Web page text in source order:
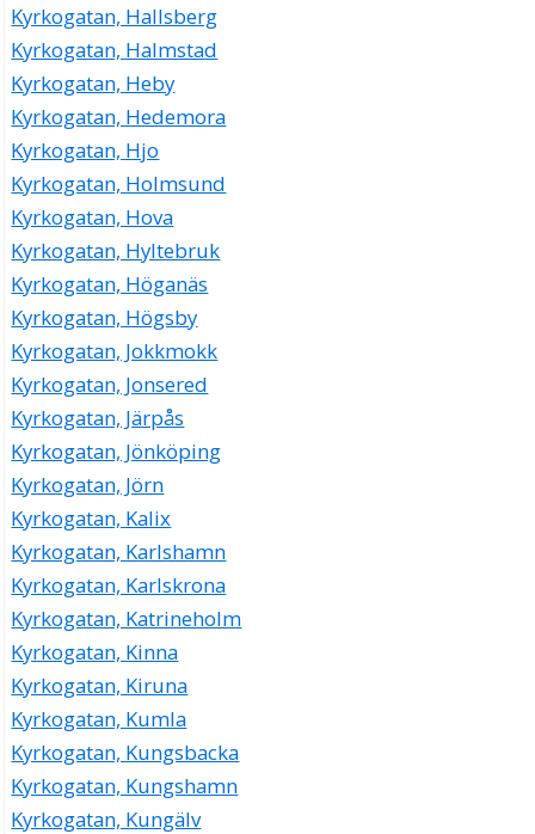
Kyrkogatan, Hallsberg
Kyrkogatan, Halmstad
Kyrkogatan, Heby
Kyrkogatan, Hedemora
Kyrkogatan, Hjo
Kyrkogatan, Holmsund
Kyrkogatan, Hova
Kyrkogatan, Hyltebruk
Kyrkogatan, Höganäs
Kyrkogatan, Högsby
Kyrkogatan, Jokkmokk
Kyrkogatan, Jonsered
Kyrkogatan, Järpås
Kyrkogatan, Jönköping
Kyrkogatan, Jörn
Kyrkogatan, Kalix
Kyrkogatan, Karlshamn
Kyrkogatan, Karlskrona
Kyrkogatan, Katrineholm
Kyrkogatan, Kinna
Kyrkogatan, Kiruna
Kyrkogatan, Kumla
Kyrkogatan, Kungsbacka
Kyrkogatan, Kungshamn
Kyrkogatan, Kungälv